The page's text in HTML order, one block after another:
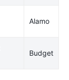
Alamo
Budget